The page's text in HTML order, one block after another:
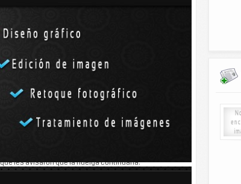
negó que los maestros hicieran huelga ayer,
se confirmó el motivo, algunos estudiantes
que estaban sin clases y entre sus conversaciones
les avisaron que la huelga continuaría.